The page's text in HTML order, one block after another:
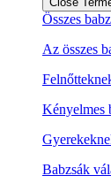
Összes
Az összes
Kényelmes
Babzsák